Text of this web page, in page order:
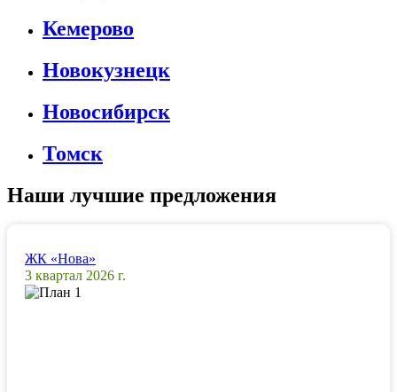
Кемерово
Новокузнецк
Новосибирск
Томск
Наши лучшие предложения
ЖК «Нова»
3 квартал 2026 г.